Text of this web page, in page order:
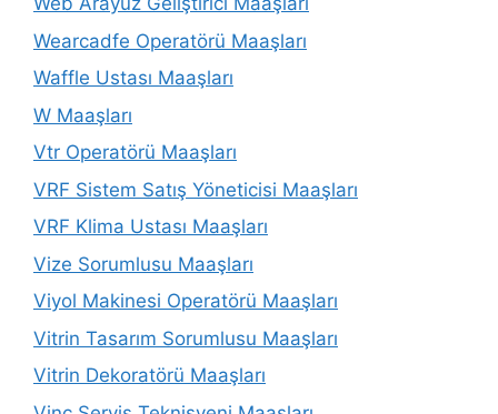
Wearcadfe Operatörü Maaşları
Waffle Ustası Maaşları
W Maaşları
Vtr Operatörü Maaşları
VRF Sistem Satış Yöneticisi Maaşları
VRF Klima Ustası Maaşları
Vize Sorumlusu Maaşları
Viyol Makinesi Operatörü Maaşları
Vitrin Tasarım Sorumlusu Maaşları
Vitrin Dekoratörü Maaşları